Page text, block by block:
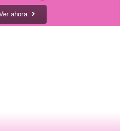
ahora